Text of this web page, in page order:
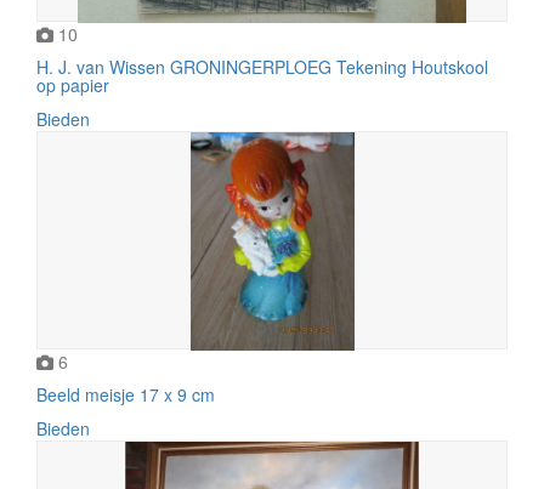
10
H. J. van Wissen GRONINGERPLOEG Tekening Houtskool
op papier
Bieden
6
Beeld meisje 17 x 9 cm
Bieden